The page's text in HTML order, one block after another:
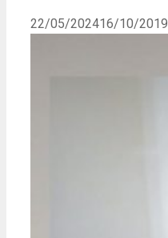
22/05/202416/10/2019